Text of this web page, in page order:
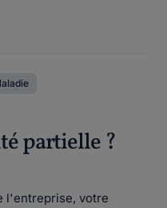
partielle ?
l'entreprise, votre